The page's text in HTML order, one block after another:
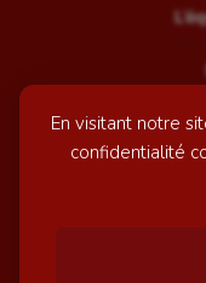
En visitant notre
confidentialité